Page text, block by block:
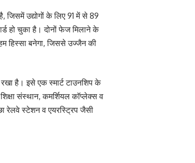
उद्योगों के लिए 91 में से 89
हो चुका है। दोनों फेज मिलाने के
हिस्सा बनेगा, जिससे उज्जैन की
है। इसे एक स्मार्ट टाउनशिप के
संस्थान, कमर्शियल कॉप्लेक्स व
रेलवे स्टेशन व एयरस्ट्रिप जैसी